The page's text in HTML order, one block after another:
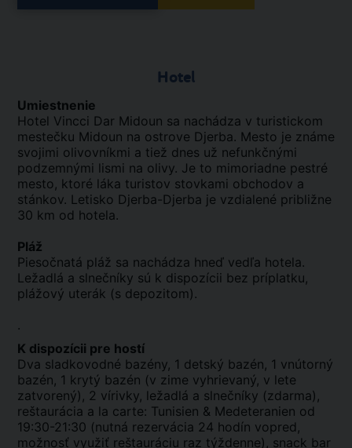
Hotel
Umiestnenie
Hotel Vincci Dar Midoun sa nachádza v turistickom
mestečku Midoun na ostrove Djerba. Mesto je známe
svojimi olivovníkmi a tiež dnes už nefunkčnými
podzemnými lismi na olivy. Je to mimoriadne pestré
mesto, ktoré láka turistov stovkami obchodov a
stánkov. Letisko Djerba-Djerba je vzdialené približne
30 km od hotela.
Pláž
Piesočnatá pláž sa nachádza hneď vedľa hotela.
Ležadlá a slnečníky sú k dispozícii bez príplatku,
plážový uterák (s depozitom).
.
K dispozícii pre hostí
Dva sladkovodné bazény, 1 detský bazén, 1 vnútorný
bazén, 1 krytý bazén (v zime vyhrievaný, v lete
zatvorený), 2 vírivky, ležadlá a slnečníky (zdarma),
reštaurácia a la carte: Tunisien & Medeteranien od
19:30-21:30 (nutná rezervácia 24 hodín vopred,
možnosť využiť reštauráciu raz týždenne), snack bar